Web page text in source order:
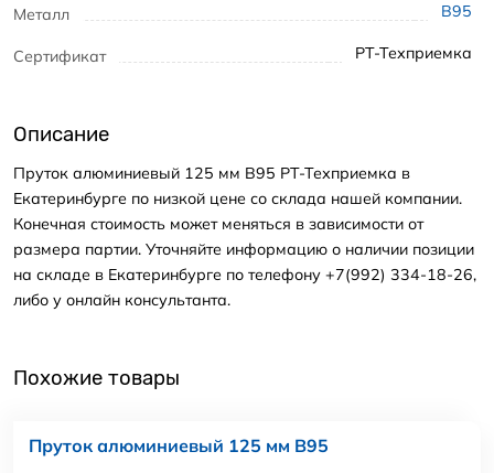
Металл В95
Сертификат РТ-Техприемка
Описание
Пруток алюминиевый 125 мм В95 РТ-Техприемка в
Екатеринбурге по низкой цене со склада нашей компании.
Конечная стоимость может меняться в зависимости от
размера партии. Уточняйте информацию о наличии позиции
на складе в Екатеринбурге по телефону +7(992) 334-18-26,
либо у онлайн консультанта.
Похожие товары
Пруток алюминиевый 125 мм В95